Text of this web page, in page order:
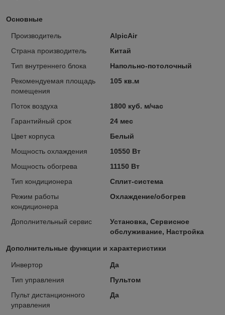
Основные
Производитель
AlpicAir
Страна производитель
Китай
Тип внутреннего блока
Напольно-потолочный
Рекомендуемая площадь
помещения
105 кв.м
Поток воздуха
1800 куб. м/час
Гарантийный срок
24 мес
Цвет корпуса
Белый
Мощность охлаждения
10550 Вт
Мощность обогрева
11150 Вт
Тип кондиционера
Сплит-система
Режим работы
кондиционера
Охлаждение/обогрев
Дополнительный сервис
Установка, Сервисное
обслуживание, Настройка
Дополнительные функции и характеристики
Инвертор
Да
Тип управления
Пультом
Пульт дистанционного
управления
Да